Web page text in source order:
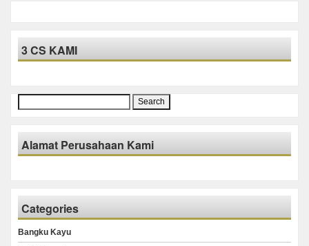
3 CS KAMI
for:
Alamat Perusahaan Kami
Categories
Bangku Kayu